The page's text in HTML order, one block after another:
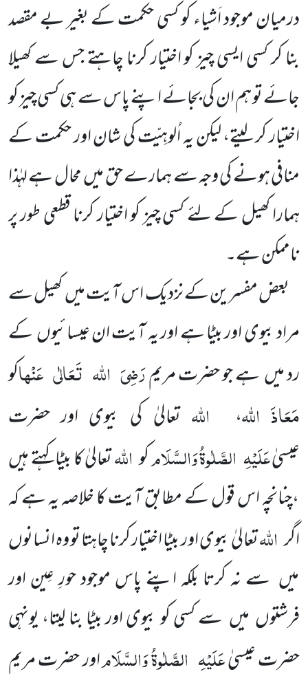
درمیان موجود اَشیاء کو کسی حکمت کے بغیر بے مقصد
بنا کر کسی ایسی چیز کو اختیار کرنا چاہتے جس سے کھیلا
جائے تو ہم ان کی بجائے اپنے پاس سے ہی کسی چیز کو
اختیار کر لیتے، لیکن یہ اُلوہِیّت کی شان اور حکمت کے
منافی ہونے کی وجہ سے ہمارے حق میں محال ہے لہٰذا
ہمارا کھیل کے لئے کسی چیز کو اختیار کرنا قطعی طور پر
ناممکن ہے۔
بعض مفسرین کے نزدیک اس آیت میں کھیل سے
مراد بیوی اور بیٹا ہے اور یہ آیت ان عیسائیوں کے
رد میں ہے جو حضرت مریمرَضِیَ اللہ تَعَالٰی عَنْہاکو
مَعَاذَ اللہ، اللہتعالیٰ کی بیوی اور حضرت
عیسیٰعَلَیْہِ الصَّلٰوۃُ وَالسَّلَامکو اللہتعالیٰ کا بیٹا کہتے ہیں
،چنانچہ اس قول کے مطابق آیت کا خلاصہ یہ ہے کہ
اگراللہتعالیٰ بیوی اور بیٹا اختیار کرنا چاہتا تو وہ انسانوں
میں سے نہ کرتا بلکہ اپنے پاس موجود حورِ عِین اور
فرشتوں میں سے کسی کو بیوی اور بیٹا بنا لیتا، یونہی
حضرت عیسیٰعَلَیْہِ الصَّلٰوۃُ وَالسَّلَاماور حضرت مریم